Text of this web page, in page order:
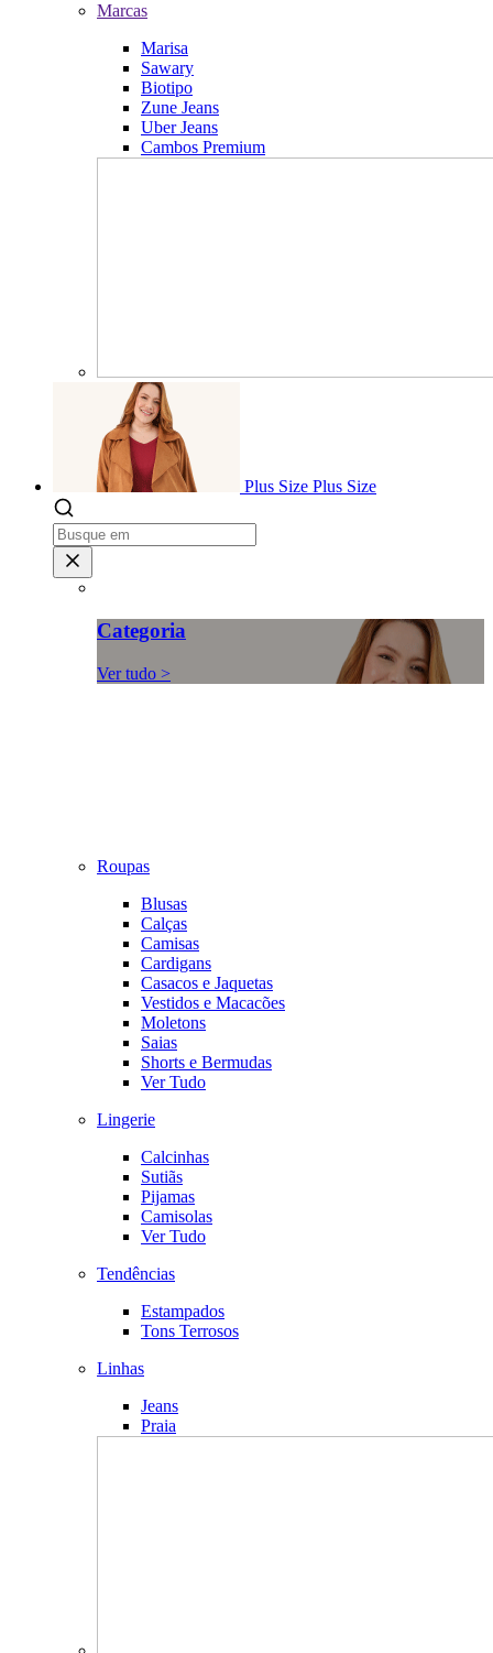
Marcas
Marisa
Sawary
Biotipo
Zune Jeans
Uber Jeans
Cambos Premium
Plus Size Plus Size
Categoria
Ver tudo >
Roupas
Blusas
Calças
Camisas
Cardigans
Casacos e Jaquetas
Vestidos e Macacões
Moletons
Saias
Shorts e Bermudas
Ver Tudo
Lingerie
Calcinhas
Sutiãs
Pijamas
Camisolas
Ver Tudo
Tendências
Estampados
Tons Terrosos
Linhas
Jeans
Praia